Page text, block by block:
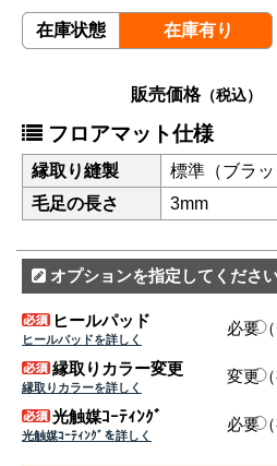
在庫状態 在庫有り
販売価格（税込）
フロアマット仕様
縁取り縫製
標準（ブラッ
毛足の長さ
3mm
オプションを指定してください
ヒールパッド
ヒールパッドを詳しく
必要（
縁取りカラー変更
縁取りカラーを詳しく
変更（
光触媒ｺｰﾃｨﾝｸﾞ
光触媒ｺｰﾃｨﾝｸﾞを詳しく
必要（